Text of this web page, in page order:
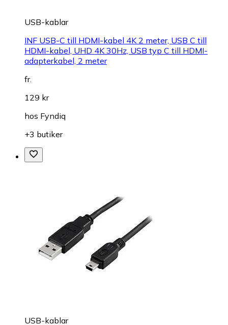
USB-kablar
INF USB-C till HDMI-kabel 4K 2 meter, USB C till
HDMI-kabel, UHD 4K 30Hz, USB typ C till HDMI-
adapterkabel, 2 meter
fr.
129 kr
hos Fyndiq
+3 butiker
USB-kablar